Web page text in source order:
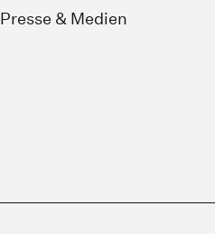
Presse & Medien